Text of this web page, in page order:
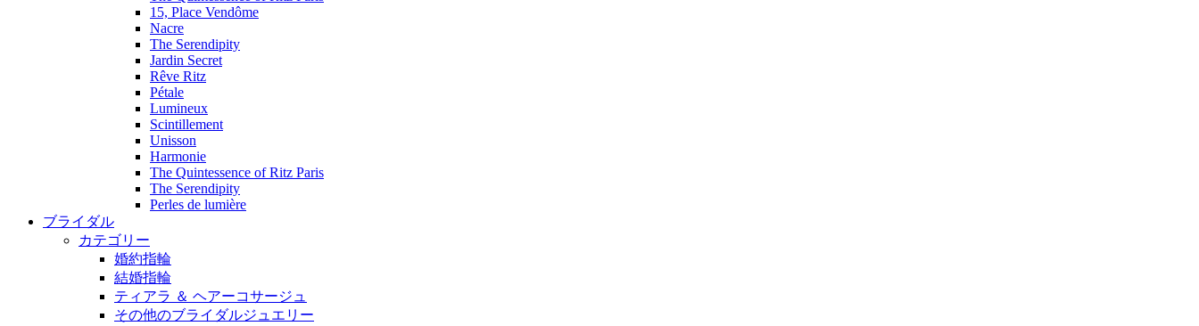
15, Place Vendôme
Nacre
The Serendipity
Jardin Secret
Rêve Ritz
Pétale
Lumineux
Scintillement
Unisson
Harmonie
The Quintessence of Ritz Paris
The Serendipity
Perles de lumière
ブライダル
カテゴリー
婚約指輪
結婚指輪
ティアラ ＆ ヘアーコサージュ
その他のブライダルジュエリー